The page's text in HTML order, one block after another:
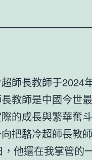
師長教師于2024
教師是中國今世
的成長與繁華奮
把駱冷超師長教
，他還在我掌管的